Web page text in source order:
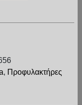
, Προφυλακτήρες